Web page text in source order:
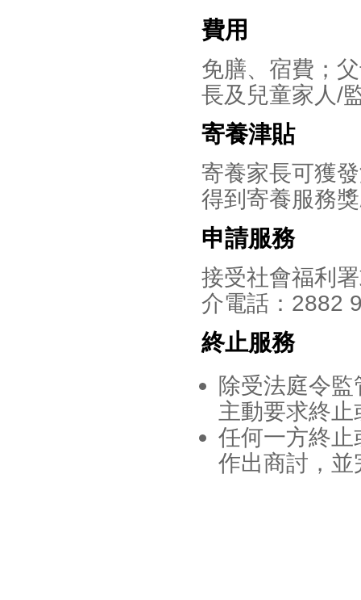
費用
免膳、宿費；
長及兒童家人/
寄養津貼
寄養家長可獲
得到寄養服務
申請服務
接受社會福利
介電話：2882
終止服務
除受法庭令
主動要求終
任何一方終
作出商討，